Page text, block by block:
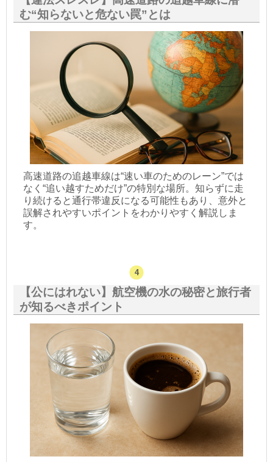
む“知らないと危ない罠”とは
高速道路の追越車線は“速い車のためのレーン”では
なく“追い越すためだけ”の特別な場所。知らずに走
り続けると通行帯違反になる可能性もあり、意外と
誤解されやすいポイントをわかりやすく解説しま
す。
【公にはれない】航空機の水の秘密と旅行者
が知るべきポイント